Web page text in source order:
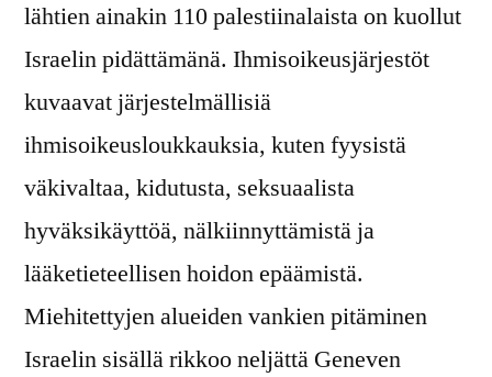
lähtien ainakin 110 palestiinalaista on kuollut
Israelin pidättämänä. Ihmisoikeusjärjestöt
kuvaavat järjestelmällisiä
ihmisoikeusloukkauksia, kuten fyysistä
väkivaltaa, kidutusta, seksuaalista
hyväksikäyttöä, nälkiinnyttämistä ja
lääketieteellisen hoidon epäämistä.
Miehitettyjen alueiden vankien pitäminen
Israelin sisällä rikkoo neljättä Geneven